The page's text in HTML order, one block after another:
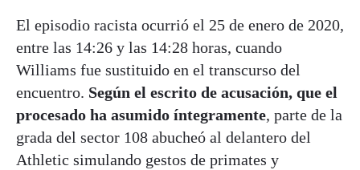
El episodio racista ocurrió el 25 de enero de 2020,
entre las 14:26 y las 14:28 horas, cuando
Williams fue sustituido en el transcurso del
encuentro. Según el escrito de acusación, que el
procesado ha asumido íntegramente, parte de la
grada del sector 108 abucheó al delantero del
Athletic simulando gestos de primates y